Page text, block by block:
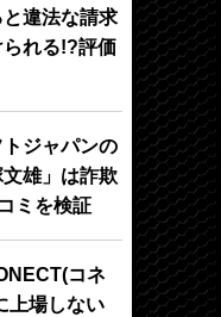
違法な請求
れる!?評価
ジャパンの
雄」は詐欺
ミを検証
コネ
上場しない